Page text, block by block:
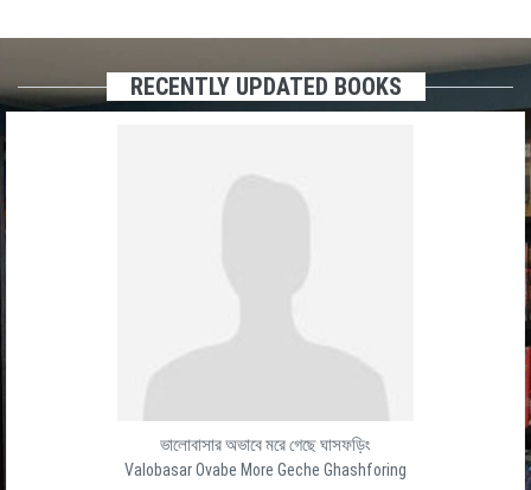
RECENTLY UPDATED BOOKS
ভালোবাসার অভাবে মরে গেছে ঘাসফড়িং
Valobasar Ovabe More Geche Ghashforing